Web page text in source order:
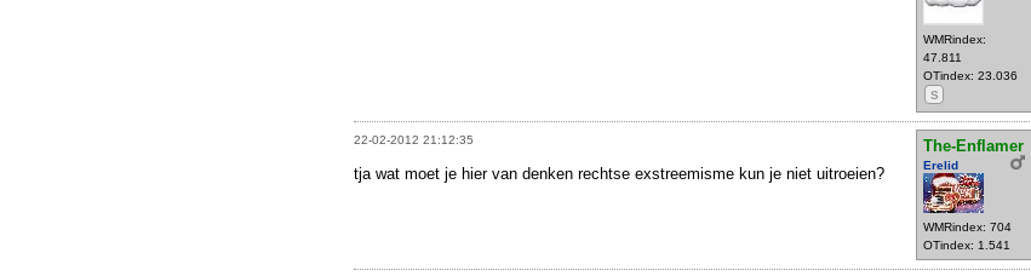
WMRindex:
47.811
OTindex: 23.036
S
22-02-2012 21:12:35 The-Enflamer
Erelid
WMRindex: 704
OTindex: 1.541
tja wat moet je hier van denken rechtse exstreemisme kun je niet uitroeien?